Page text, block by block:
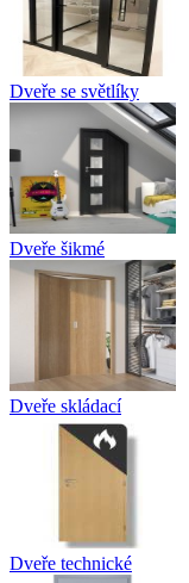
Dveře se světlíky
Dveře šikmé
Dveře skládací
Dveře technické